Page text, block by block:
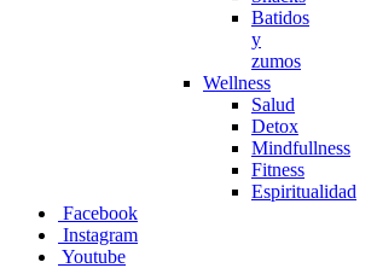
Batidos
y
zumos
Wellness
Salud
Detox
Mindfullness
Fitness
Espiritualidad
Facebook
Instagram
Youtube